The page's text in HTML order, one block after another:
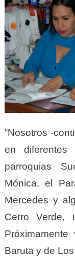
“Nosotros -
en
parroquias
Mónica, el
Mercedes y
Cerro Verde,
Baruta y de